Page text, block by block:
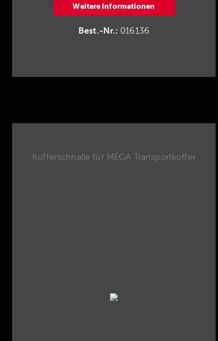
Weitere Informationen
Best.-Nr.: 016136
Kofferschnalle für MEGA Transportkoffer